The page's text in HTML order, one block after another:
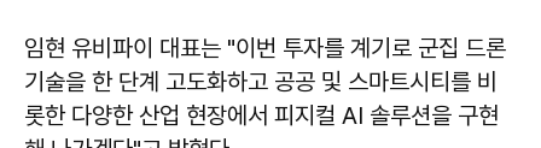
임현 유비파이 대표는 "이번 투자를 계기로 군집 드론
기술을 한 단계 고도화하고 공공 및 스마트시티를 비
롯한 다양한 산업 현장에서 피지컬 AI 솔루션을 구현